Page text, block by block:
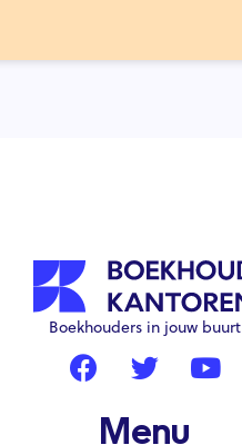
Boekhouders in jouw buurt
Menu